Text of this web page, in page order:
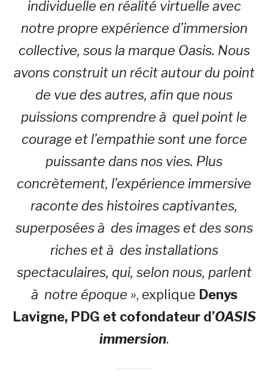
individuelle en réalité virtuelle avec
notre propre expérience d’immersion
collective, sous la marque Oasis. Nous
avons construit un récit autour du point
de vue des autres, afin que nous
puissions comprendre à quel point le
courage et l’empathie sont une force
puissante dans nos vies. Plus
concrètement, l’expérience immersive
raconte des histoires captivantes,
superposées à des images et des sons
riches et à des installations
spectaculaires, qui, selon nous, parlent
à notre époque », explique Denys
Lavigne, PDG et cofondateur d’OASIS
immersion.